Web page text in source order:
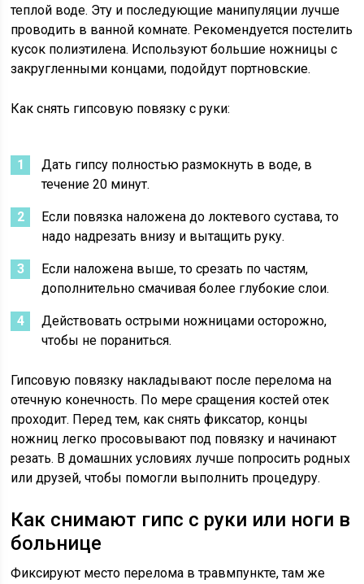
теплой воде. Эту и последующие манипуляции лучше
проводить в ванной комнате. Рекомендуется постелить
кусок полиэтилена. Используют большие ножницы с
закругленными концами, подойдут портновские.
Как снять гипсовую повязку с руки:
Дать гипсу полностью размокнуть в воде, в
течение 20 минут.
Если повязка наложена до локтевого сустава, то
надо надрезать внизу и вытащить руку.
Если наложена выше, то срезать по частям,
дополнительно смачивая более глубокие слои.
Действовать острыми ножницами осторожно,
чтобы не пораниться.
Гипсовую повязку накладывают после перелома на
отечную конечность. По мере сращения костей отек
проходит. Перед тем, как снять фиксатор, концы
ножниц легко просовывают под повязку и начинают
резать. В домашних условиях лучше попросить родных
или друзей, чтобы помогли выполнить процедуру.
Как снимают гипс с руки или ноги в
больнице
Фиксируют место перелома в травмпункте, там же